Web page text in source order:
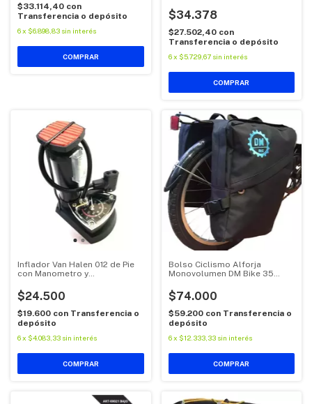
$33.114,40 con
Transferencia o depósito
6x $6.898,83 sin interés
$34.378
$27.502,40 con
Transferencia o depósito
6 x $5.729,67 sin interés
Inflador Van Halen 012 de Pie
con Manometro y
$24.500
$19.600 con Transferencia o
depósito
6x $4.083,33 sin interés
Bolso Ciclismo Alforja
Monovolumen DM Bike 35
$74.000
$59.200 con Transferencia o
depósito
6 x $12.333,33 sin interés